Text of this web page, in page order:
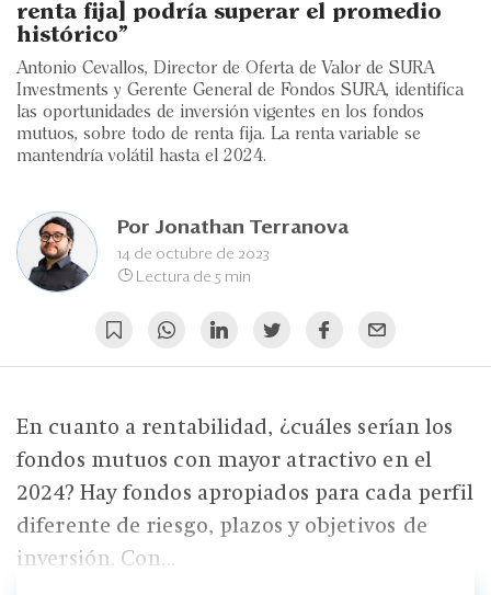
Blogs
Ranking CEO
Edición Impresa
renta fija] podría superar el promedio
histórico”
Antonio Cevallos, Director de Oferta de Valor de SURA
Investments y Gerente General de Fondos SURA, identifica
las oportunidades de inversión vigentes en los fondos
mutuos, sobre todo de renta fija. La renta variable se
mantendría volátil hasta el 2024.
Por Jonathan Terranova
14 de octubre de 2023
Lectura de 5 min
En cuanto a rentabilidad, ¿cuáles serían los
fondos mutuos con mayor atractivo en el
2024? Hay fondos apropiados para cada perfil
diferente de riesgo, plazos y objetivos de
inversión. Con...